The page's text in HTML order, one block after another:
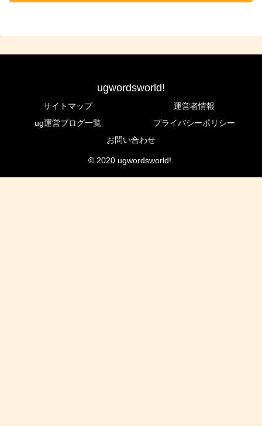
ugwordsworld!
サイトマップ
運営者情報
ug運営ブログ一覧
プライバシーポリシー
お問い合わせ
© 2020 ugwordsworld!.